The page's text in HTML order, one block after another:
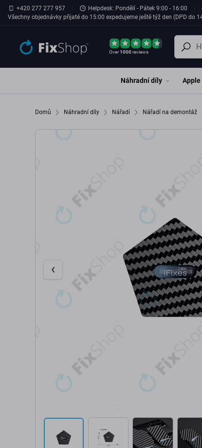
Přeskočit na hlavní obsah
+420 277 277 957 Helpdesk: Pondělí - Pátek 9:00 - 16:00
Všechny objednávky přijaté do 15:00 expedujeme ještě týž den (DPD do
Over1000reviews
Náhradní díly Apple
Domů Náhradní díly Nářadí Nářadí na demontáž